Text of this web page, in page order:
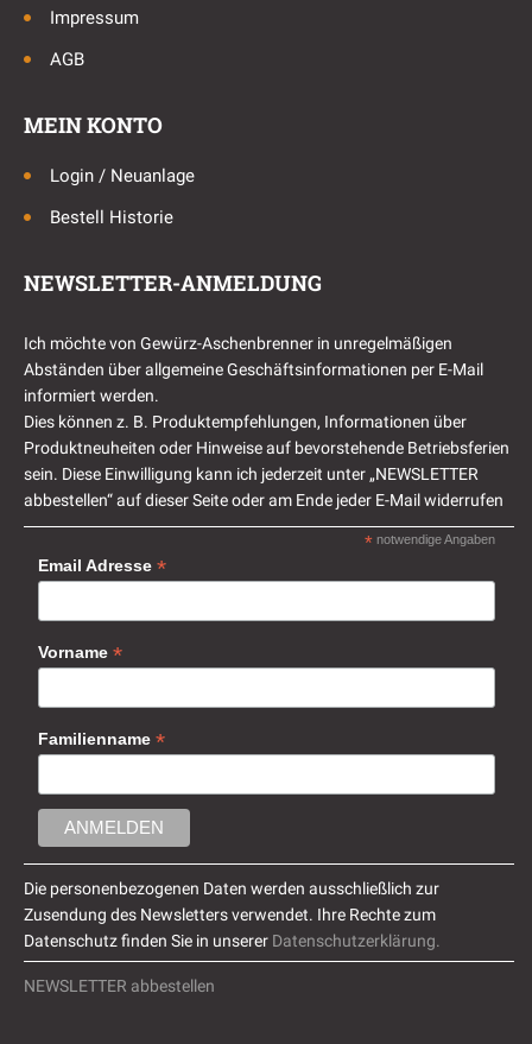
Impressum
AGB
MEIN KONTO
Login / Neuanlage
Bestell Historie
NEWSLETTER-ANMELDUNG
Ich möchte von Gewürz-Aschenbrenner in unregelmäßigen
Abständen über allgemeine Geschäftsinformationen per E-Mail
informiert werden.
Dies können z. B. Produktempfehlungen, Informationen über
Produktneuheiten oder Hinweise auf bevorstehende Betriebsferien
sein. Diese Einwilligung kann ich jederzeit unter „NEWSLETTER
abbestellen“ auf dieser Seite oder am Ende jeder E-Mail widerrufen
*notwendige Angaben
Email Adresse *
Vorname *
Familienname *
Die personenbezogenen Daten werden ausschließlich zur
Zusendung des Newsletters verwendet. Ihre Rechte zum
Datenschutz finden Sie in unserer Datenschutzerklärung.
NEWSLETTER abbestellen